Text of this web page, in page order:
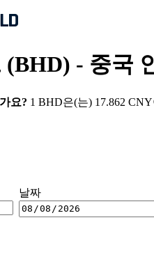
(BHD) - 중국
요? 1 BHD은(는) 17.862
날짜